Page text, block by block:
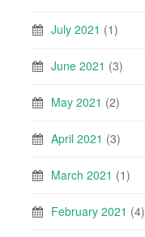
July 2021 (1)
June 2021 (3)
May 2021 (2)
April 2021 (3)
March 2021 (1)
February 2021 (4)